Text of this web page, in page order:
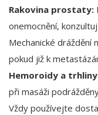
Rakovina prostaty:
onemocnění,
Mechanické
pokud již k
Hemoroidy a
při masáži
Vždy používejte